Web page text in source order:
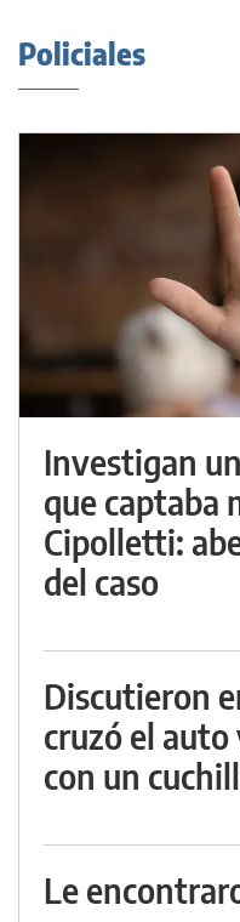
Policiales
Investigan
que captaba
Cipolletti:
del caso
Discutieron
cruzó el auto
con un
Le